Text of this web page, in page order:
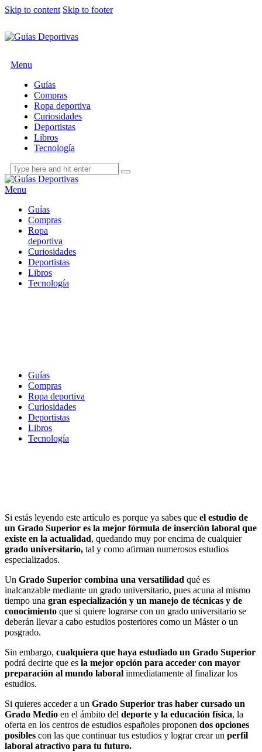
Skip to content Skip to footer
Menu
Guías
Compras
Ropa deportiva
Curiosidades
Deportistas
Libros
Tecnología
Menu
Guías
Compras
Ropa
deportiva
Curiosidades
Deportistas
Libros
Tecnología
Guías
Compras
Ropa deportiva
Curiosidades
Deportistas
Libros
Tecnología
Si estás leyendo este artículo es porque ya sabes que el estudio de
un Grado Superior es la mejor fórmula de inserción laboral que
existe en la actualidad, quedando muy por encima de cualquier
grado universitario, tal y como afirman numerosos estudios
especializados.
Un Grado Superior combina una versatilidad qué es
inalcanzable mediante un grado universitario, pues acuna al mismo
tiempo una gran especialización y un manejo de técnicas y de
conocimiento que si quiere lograrse con un grado universitario se
deberán llevar a cabo estudios posteriores como un Máster o un
posgrado.
Sin embargo, cualquiera que haya estudiado un Grado Superior
podrá decirte que es la mejor opción para acceder con mayor
preparación al mundo laboral inmediatamente al finalizar los
estudios.
Si quieres acceder a un Grado Superior tras haber cursado un
Grado Medio en el ámbito del deporte y la educación física, la
oferta en los centros de estudios españoles proponen dos opciones
posibles con las que continuar tus estudios y lograr crear un perfil
laboral atractivo para tu futuro.